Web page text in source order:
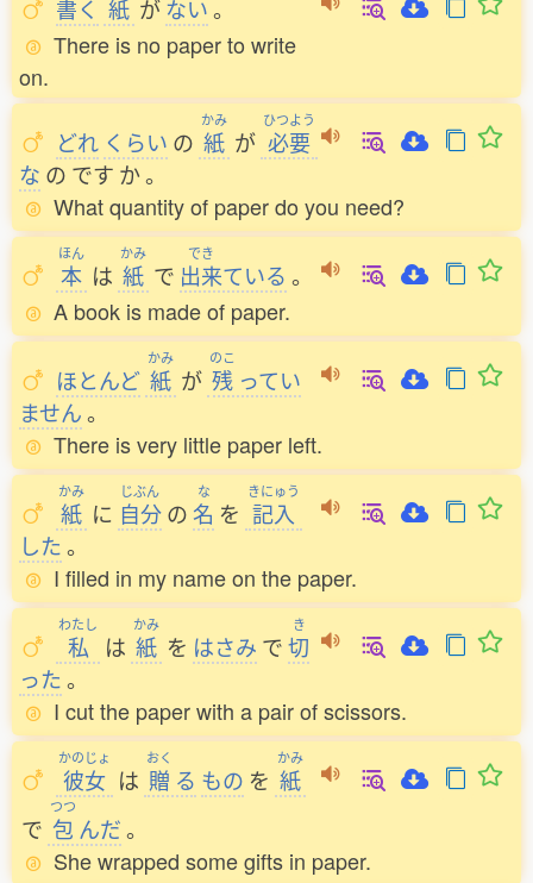
書く 紙 がない。
There is no paper to write
on.
どれ くらい の
かみ
紙 が
ひつよう
必要
な の です か。
What quantity of paper do you need?
ほん
本 は
かみ
紙 で
でき
出来ている 。
A book is made of paper.
ほとんど
かみ
紙 が
のこ
残 ってい
ません。
There is very little paper left.
かみ
紙 に
じぶん
自分 の
な
名 を
きにゅう
記入
した。
I filled in my name on the paper.
わたし
私 は
かみ
紙 を はさみ で
き
切
った。
I cut the paper with a pair of scissors.
かのじょ
彼女 は
おく
贈 る もの を
かみ
紙
で
つつ
包 んだ。
She wrapped some gifts in paper.